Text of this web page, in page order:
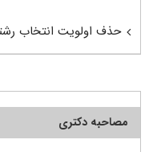
حذف اولویت انتخاب
مصاحبه دکتری